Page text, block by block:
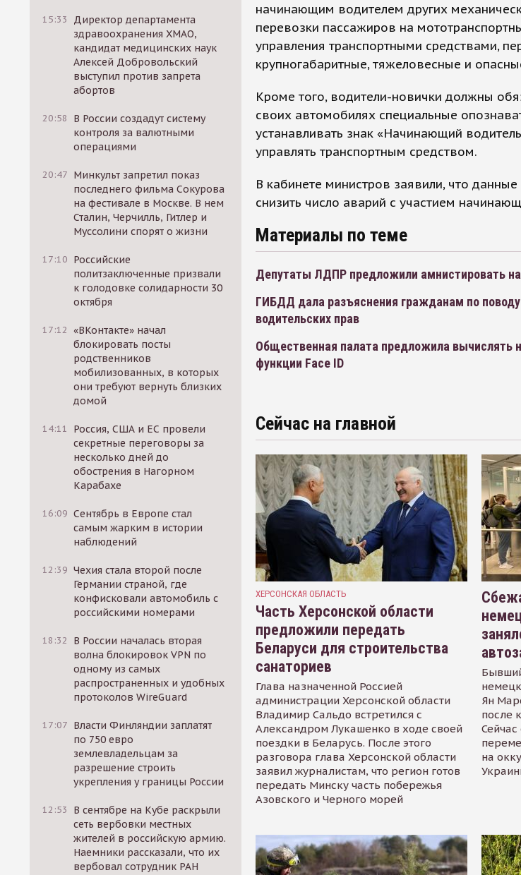
15:33
Директор департамента
здравоохранения ХМАО,
кандидат медицинских наук
Алексей Добровольский
выступил против запрета
абортов
20:58
В России создадут систему
контроля за валютными
операциями
20:47 Минкульт запретил показ
последнего фильма Сокурова
на фестивале в Москве. В нем
Сталин, Черчилль, Гитлер и
Муссолини спорят о жизни
17:10 Российские
политзаключенные призвали
к голодовке солидарности 30
октября
17:12 «ВКонтакте» начал
блокировать посты
родственников
мобилизованных, в которых
они требуют вернуть близких
домой
14:11
Россия, США и ЕС провели
секретные переговоры за
несколько дней до
обострения в Нагорном
Карабахе
16:09 Сентябрь в Европе стал
самым жарким в истории
наблюдений
12:39 Чехия стала второй после
Германии страной, где
конфисковали автомобиль с
российскими номерами
18:32
В России началась вторая
волна блокировок VPN по
одному из самых
распространенных и удобных
протоколов WireGuard
17:07 Власти Финляндии заплатят
по 750 евро
землевладельцам за
разрешение строить
укрепления у границы России
12:53
В сентябре на Кубе раскрыли
сеть вербовки местных
жителей в российскую армию.
Наемники рассказали, что их
вербовал сотрудник РАН
начинающим водителем других
перевозки пассажиров на
управления транспортными средствами,
крупногабаритные, тяжеловесные и
Кроме того, водители-новички должны
своих автомобилях специальные
устанавливать знак «Начинающий
управлять транспортным средством.
В кабинете министров заявили, что
снизить число аварий с участием
Материалы по теме
Депутаты ЛДПР предложили амнистировать
ГИБДД дала разъяснения гражданам по
водительских прав
Общественная палата предложила
функции Face ID
Сейчас на главной
ХЕРСОНСКАЯ ОБЛАСТЬ
Часть Херсонской области
предложили передать
Беларуси для строительства
санаториев
Глава назначенной Россией
администрации Херсонской области
Владимир Сальдо встретился с
Александром Лукашенко в ходе своей
поездки в Беларусь. После этого
разговора глава Херсонской области
заявил журналистам, что регион готов
передать Минску часть побережья
Азовского и Черного морей
Ян
после
на